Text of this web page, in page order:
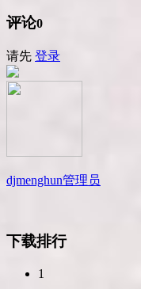
评论0
请先 登录
djmenghun管理员
下载排行
1